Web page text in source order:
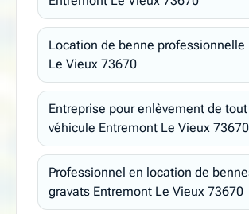
Location de benne professionnelle
Le Vieux 73670
Entreprise pour enlèvement de
véhicule Entremont Le Vieux 73670
Professionnel en location de
gravats Entremont Le Vieux 73670